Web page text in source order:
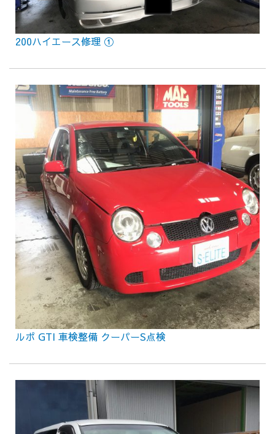
200ハイエース修理 ①
ルポ GTI 車検整備 クーパーS点検